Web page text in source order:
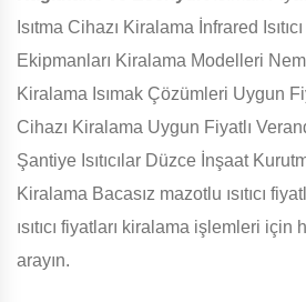
Isıtma Cihazı Kiralama İnfrared
Ekipmanları Kiralama Modelleri
Kiralama Isımak Çözümleri Uygun
Cihazı Kiralama Uygun Fiyatlı
Şantiye Isıtıcılar Düzce İnşaat
Kiralama Bacasız mazotlu ısıtıcı
ısıtıcı fiyatları kiralama işlemleri için
arayın.